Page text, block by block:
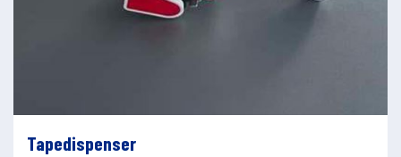
Tapedispenser